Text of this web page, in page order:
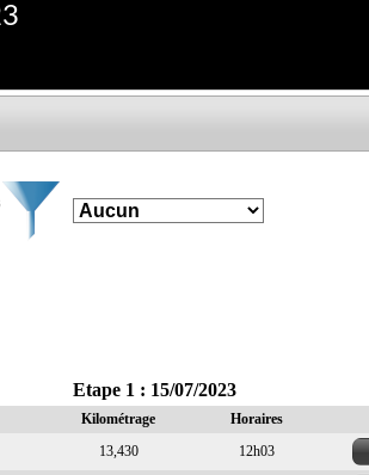
Etape 1 : 15/07/2023
Kilométrage Horaires
13,430 12h03